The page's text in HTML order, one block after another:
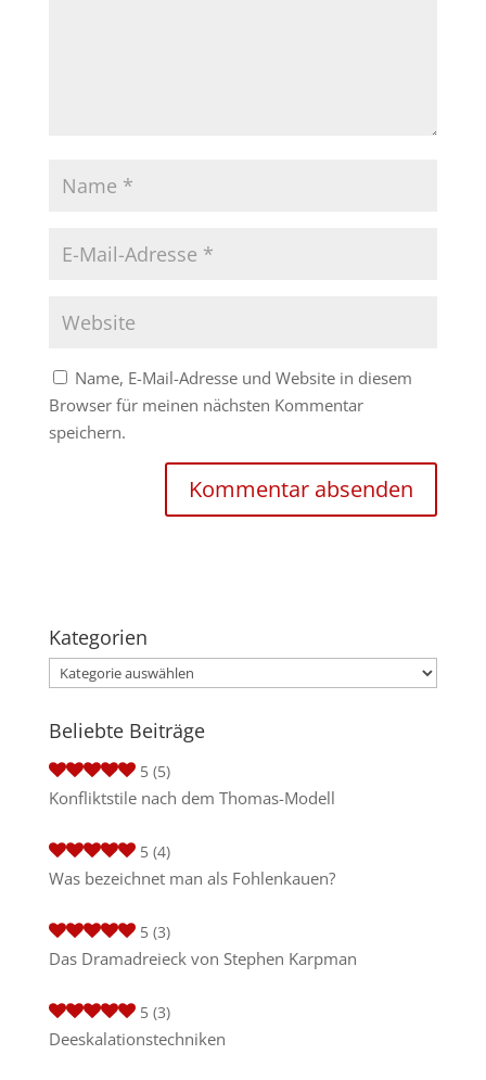
Name, E-Mail-Adresse und Website in diesem
Browser für meinen nächsten Kommentar
speichern.
Kategorien
Kategorien
Beliebte Beiträge
5 (5)
Konfliktstile nach dem Thomas-Modell
5 (4)
Was bezeichnet man als Fohlenkauen?
5 (3)
Das Dramadreieck von Stephen Karpman
5 (3)
Deeskalationstechniken